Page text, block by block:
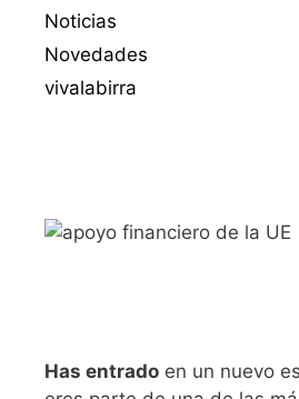
Noticias
Novedades
vivalabirra
Has entrado en un nuevo